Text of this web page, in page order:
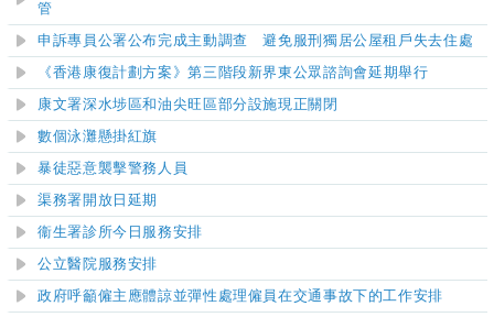
管
申訴專員公署公布完成主動調查避免服刑獨居公屋租戶失去住處
《香港康復計劃方案》第三階段新界東公眾諮詢會延期舉行
康文署深水埗區和油尖旺區部分設施現正關閉
數個泳灘懸掛紅旗
暴徒惡意襲擊警務人員
渠務署開放日延期
衞生署診所今日服務安排
公立醫院服務安排
政府呼籲僱主應體諒並彈性處理僱員在交通事故下的工作安排